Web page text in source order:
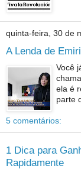
quinta-feira, 30 de
A Lenda de
Você
ela é
parte
5 comentários:
1 Dica para
Rapidamente